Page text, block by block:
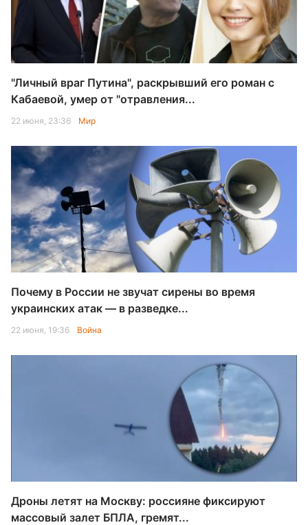
"Личный враг Путина", раскрывший его роман с
Кабаевой, умер от "отравления...
22 июня, 23:36 Мир
Почему в России не звучат сирены во время
украинских атак — в разведке...
22 июня, 19:36 Война
Дроны летят на Москву: россияне фиксируют
массовый залет БПЛА, гремят...